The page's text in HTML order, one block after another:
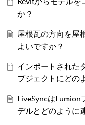
か？
屋根瓦の方向を屋
よいですか？
インポートされた
ブジェクトにどの
LiveSyncは
デルとどのように